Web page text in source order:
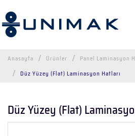
Anasayfa Ürünler
Panel Laminasyon
Düz Yüzey (Flat) Laminasyon Hatları
Düz Yüzey (Flat)